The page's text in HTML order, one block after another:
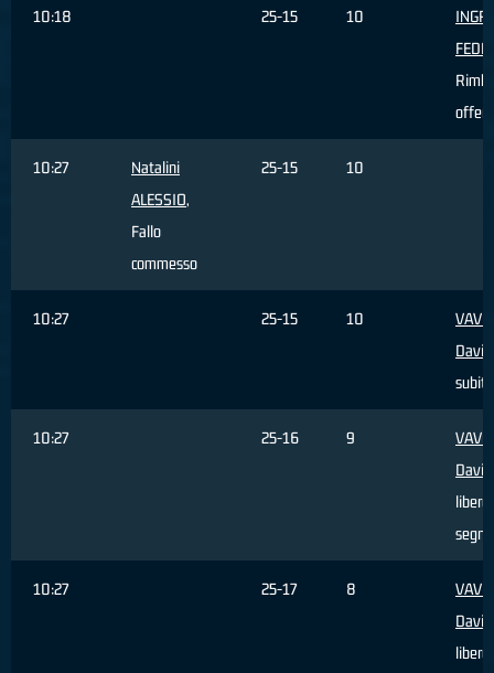
10:18 25-15 10
10:27
Natalini
ALESSIO,
Fallo
commesso
25-15 10
10:27 25-15 10
subito
10:27 25-16 9
libero
10:27 25-17 8
libero